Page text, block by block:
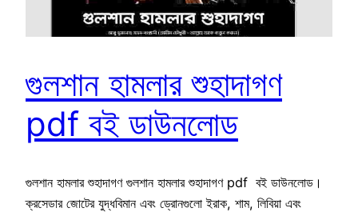
গুলশান হামলার শুহাদাগণ
pdf বই ডাউনলোড
গুলশান হামলার শুহাদাগণ গুলশান হামলার শুহাদাগণ pdf বই ডাউনলোড।
ক্রসেডার জোটের যুদ্ধবিমান এবং ড্রোনগুলো ইরাক, শাম, লিবিয়া এবং